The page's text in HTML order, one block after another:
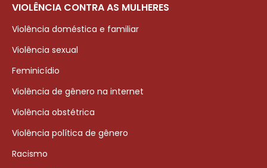
VIOLÊNCIA CONTRA AS MULHERES
Violência doméstica e familiar
Violência sexual
Feminicídio
Violência de gênero na internet
Violência obstétrica
Violência política de gênero
Racismo